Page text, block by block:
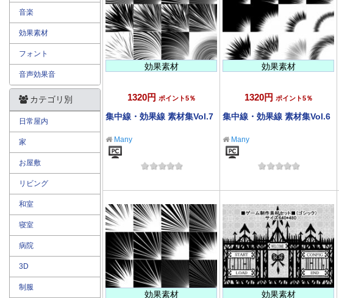
効果素材
1320円 ポイント5％
集中線・効果線 素材集Vol.7
Many
効果素材
1320円 ポイント5％
集中線・効果線 素材集Vol.6
Many
効果素材 効果素材
音楽
効果素材
フォント
音声効果音
カテゴリ別
日常屋内
家
お屋敷
リビング
和室
寝室
病院
3D
制服